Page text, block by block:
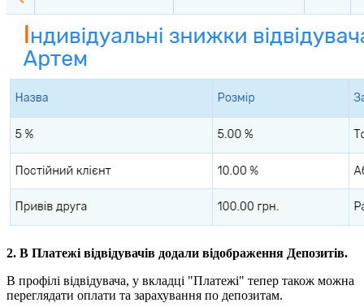
2. В Платежі відвідувачів додали відображення Депозитів.
В профілі відвідувача, у вкладці "Платежі" тепер також можна
переглядати оплати та зарахування по депозитам.